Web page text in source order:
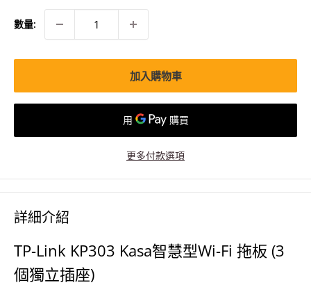
數量:
加入購物車
更多付款選項
詳細介紹
TP-Link KP303 Kasa智慧型Wi-Fi 拖板 (3
個獨立插座)